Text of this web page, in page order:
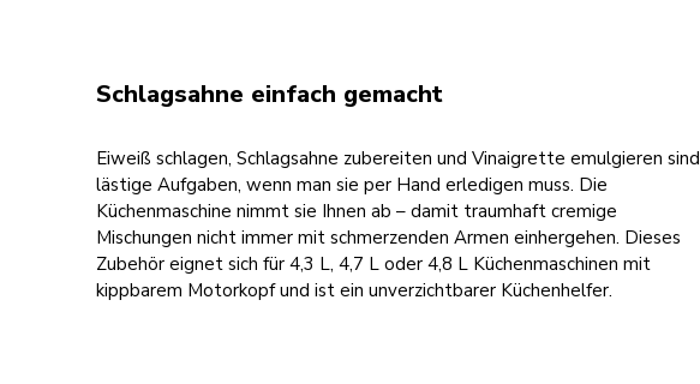
Schlagsahne einfach gemacht
Eiweiß schlagen, Schlagsahne zubereiten und Vinaigrette emulgieren sind
lästige Aufgaben, wenn man sie per Hand erledigen muss. Die
Küchenmaschine nimmt sie Ihnen ab – damit traumhaft cremige
Mischungen nicht immer mit schmerzenden Armen einhergehen. Dieses
Zubehör eignet sich für 4,3 L, 4,7 L oder 4,8 L Küchenmaschinen mit
kippbarem Motorkopf und ist ein unverzichtbarer Küchenhelfer.